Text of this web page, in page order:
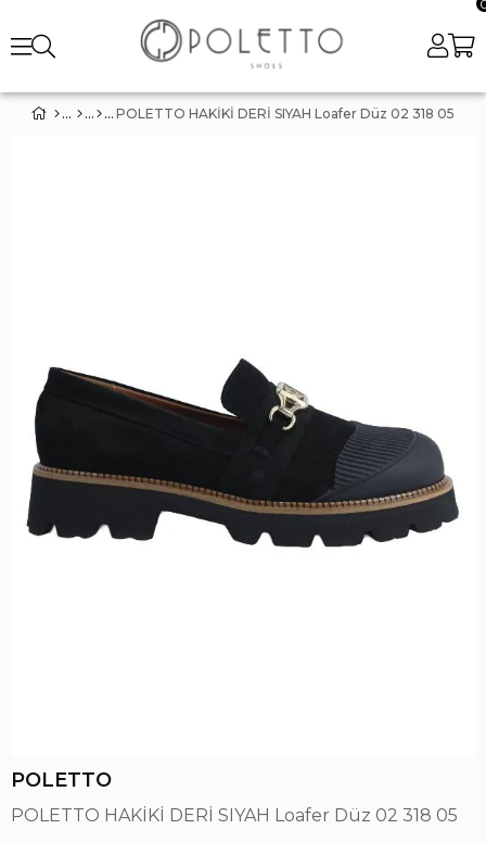
POLETTO HAKİKİ DERİ SIYAH Loafer Düz 02 318 05
POLETTO
POLETTO HAKİKİ DERİ SIYAH Loafer Düz 02 318 05